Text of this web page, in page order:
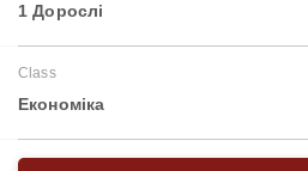
1 Дорослі
Class
Економіка